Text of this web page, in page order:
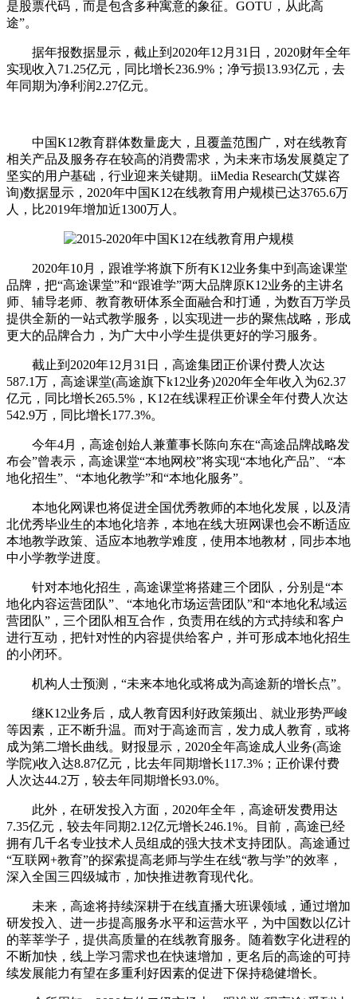
是股票代码，而是包含多种寓意的象征。GOTU，从此高
途”。
据年报数据显示，截止到2020年12月31日，2020财年全年
实现收入71.25亿元，同比增长236.9%；净亏损13.93亿元，去
年同期为净利润2.27亿元。
中国K12教育群体数量庞大，且覆盖范围广，对在线教育
相关产品及服务存在较高的消费需求，为未来市场发展奠定了
坚实的用户基础，行业迎来关键期。iiMedia Research(艾媒咨
询)数据显示，2020年中国K12在线教育用户规模已达3765.6万
人，比2019年增加近1300万人。
2020年10月，跟谁学将旗下所有K12业务集中到高途课堂
品牌，把“高途课堂”和“跟谁学”两大品牌原K12业务的主讲名
师、辅导老师、教育教研体系全面融合和打通，为数百万学员
提供全新的一站式教学服务，以实现进一步的聚焦战略，形成
更大的品牌合力，为广大中小学生提供更好的学习服务。
截止到2020年12月31日，高途集团正价课付费人次达
587.1万，高途课堂(高途旗下k12业务)2020年全年收入为62.37
亿元，同比增长265.5%，K12在线课程正价课全年付费人次达
542.9万，同比增长177.3%。
今年4月，高途创始人兼董事长陈向东在“高途品牌战略发
布会”曾表示，高途课堂“本地网校”将实现“本地化产品”、“本
地化招生”、“本地化教学”和“本地化服务”。
本地化网课也将促进全国优秀教师的本地化发展，以及清
北优秀毕业生的本地化培养，本地在线大班网课也会不断适应
本地教学政策、适应本地教学难度，使用本地教材，同步本地
中小学教学进度。
针对本地化招生，高途课堂将搭建三个团队，分别是“本
地化内容运营团队”、“本地化市场运营团队”和“本地化私域运
营团队”，三个团队相互合作，负责用在线的方式持续和客户
进行互动，把针对性的内容提供给客户，并可形成本地化招生
的小闭环。
机构人士预测，“未来本地化或将成为高途新的增长点”。
继K12业务后，成人教育因利好政策频出、就业形势严峻
等因素，正不断升温。而对于高途而言，发力成人教育，或将
成为第二增长曲线。财报显示，2020全年高途成人业务(高途
学院)收入达8.87亿元，比去年同期增长117.3%；正价课付费
人次达44.2万，较去年同期增长93.0%。
此外，在研发投入方面，2020年全年，高途研发费用达
7.35亿元，较去年同期2.12亿元增长246.1%。目前，高途已经
拥有几千名专业技术人员组成的强大技术支持团队。高途通过
“互联网+教育”的探索提高老师与学生在线“教与学”的效率，
深入全国三四级城市，加快推进教育现代化。
未来，高途将持续深耕于在线直播大班课领域，通过增加
研发投入、进一步提高服务水平和运营水平，为中国数以亿计
的莘莘学子，提供高质量的在线教育服务。随着数字化进程的
不断加快，线上学习需求也在快速增加，更名后的高途的可持
续发展能力有望在多重利好因素的促进下保持稳健增长。